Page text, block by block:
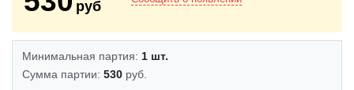
руб
Минимальная партия: 1 шт.
Сумма партии: 530 руб.